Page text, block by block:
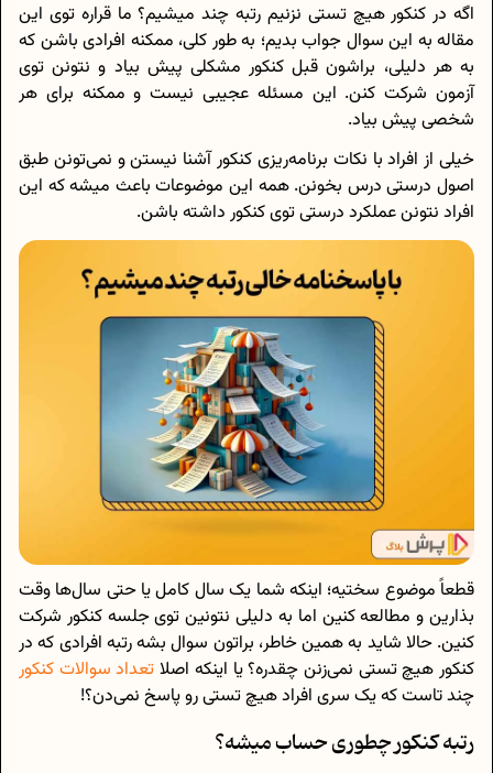
اگه در کنکور هیچ تستی نزنیم رتبه چند میشیم؟ ما قراره توی این
مقاله به این سوال جواب بدیم؛ به طور کلی، ممکنه افرادی باشن که
به هر دلیلی، براشون قبل کنکور مشکلی پیش بیاد و نتونن توی
آزمون شرکت کنن. این مسئله عجیبی نیست و ممکنه برای هر
شخصی پیش بیاد.
خیلی از افراد با نکات برنامه‌ریزی کنکور آشنا نیستن و نمی‌تونن طبق
اصول درستی درس بخونن. همه این موضوعات باعث میشه که این
افراد نتونن عملکرد درستی توی کنکور داشته باشن.
قطعاً موضوع سختیه؛ اینکه شما یک سال کامل یا حتی سال‌ها وقت
بذارین و مطالعه کنین اما به دلیلی نتونین توی جلسه کنکور شرکت
کنین. حالا شاید به همین خاطر، براتون سوال بشه رتبه افرادی که در
کنکور هیچ تستی نمی‌زنن چقدره؟ یا اینکه اصلا تعداد سوالات کنکور
چند تاست که یک سری افراد هیچ تستی رو پاسخ نمی‌دن؟!
رتبه کنکور چطوری حساب میشه؟